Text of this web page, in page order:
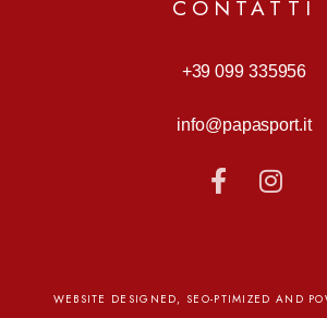
CONTATTI
+39 099 335956
info@papasport.it
WEBSITE DESIGNED, SEO-PTIMIZED AND